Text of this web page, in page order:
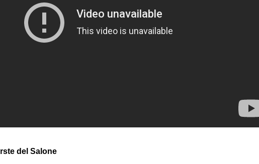
del Salone